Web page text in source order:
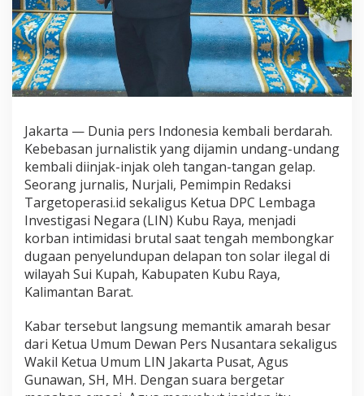
e
o
p
e
r
a
s
i
i
d
D
t
i
m
d
Jakarta — Dunia pers Indonesia kembali berdarah.
Kebebasan jurnalistik yang dijamin undang-undang
kembali diinjak-injak oleh tangan-tangan gelap.
Seorang jurnalis, Nurjali, Pemimpin Redaksi
Targetoperasi.id sekaligus Ketua DPC Lembaga
Investigasi Negara (LIN) Kubu Raya, menjadi
korban intimidasi brutal saat tengah membongkar
dugaan penyelundupan delapan ton solar ilegal di
wilayah Sui Kupah, Kabupaten Kubu Raya,
Kalimantan Barat.
Kabar tersebut langsung memantik amarah besar
dari Ketua Umum Dewan Pers Nusantara sekaligus
Wakil Ketua Umum LIN Jakarta Pusat, Agus
Gunawan, SH, MH. Dengan suara bergetar